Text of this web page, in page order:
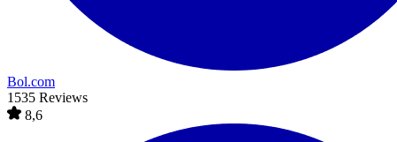
Bol.com
1535 Reviews
8,6